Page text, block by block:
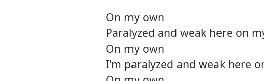
On my own
Paralyzed and weak here on
On my own
I'm paralyzed and weak here